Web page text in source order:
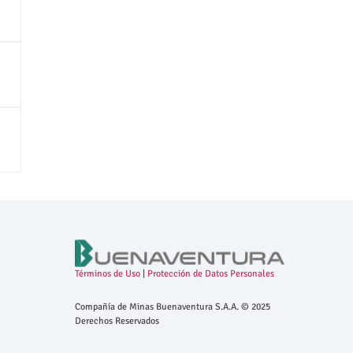
Términos de Uso| Protección de Datos Personales
Compañía de Minas Buenaventura S.A.A. © 2025
Derechos Reservados